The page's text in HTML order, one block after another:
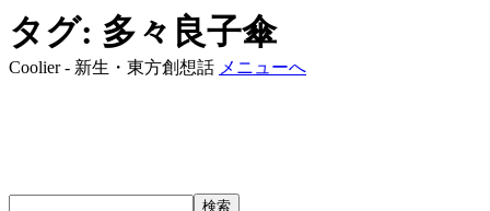
タグ: 多々良子傘
Coolier - 新生・東方創想話 メニューへ